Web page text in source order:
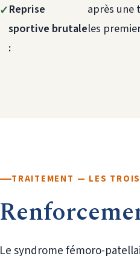
Reprise
sportive brutale
:
après une
les
TRAITEMENT — LES
Le syndrome fémoro-